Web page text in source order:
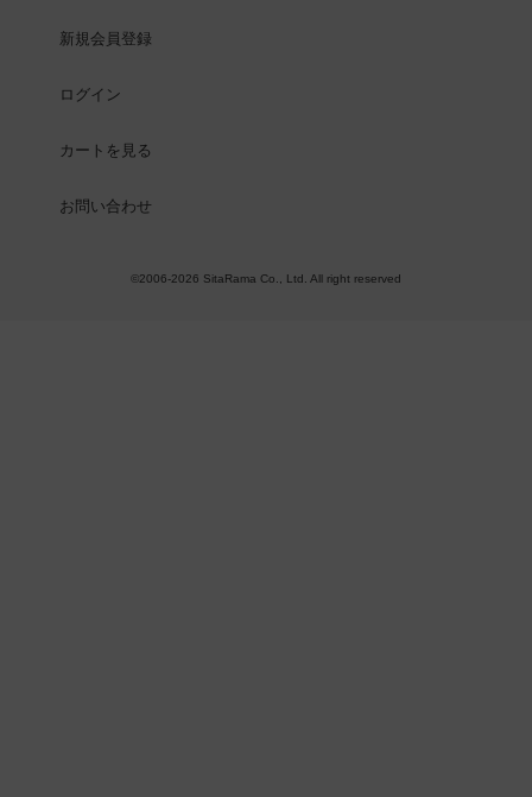
新規会員登録
ログイン
カートを見る
お問い合わせ
©2006-2026 SitaRama Co., Ltd. All right reserved